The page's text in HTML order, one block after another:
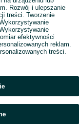
Rozwój i ulepszanie
treści. Tworzenie
efektywności
reklam.
treści.